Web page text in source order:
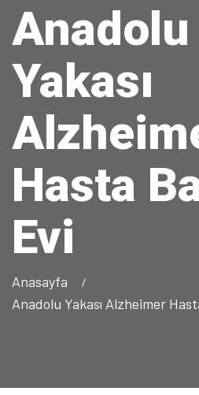
Anadolu
Yakası
Hasta
Evi
Anasayfa
Anadolu Yakası Alzheimer